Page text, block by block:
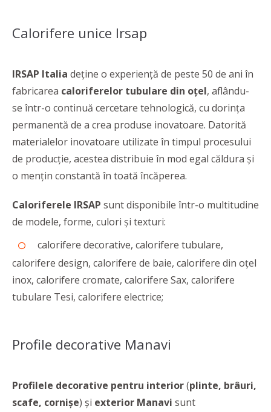
Calorifere unice Irsap
IRSAP Italia deține o experiență de peste 50 de ani în
fabricarea caloriferelor tubulare din oțel, aflându-
se într-o continuă cercetare tehnologică, cu dorința
permanentă de a crea produse inovatoare. Datorită
materialelor inovatoare utilizate în timpul procesului
de producţie, acestea distribuie în mod egal căldura şi
o menţin constantă în toată încăperea.
Caloriferele IRSAP sunt disponibile într-o multitudine
de modele, forme, culori și texturi:
calorifere decorative, calorifere tubulare,
calorifere design, calorifere de baie, calorifere din oțel
inox, calorifere cromate, calorifere Sax, calorifere
tubulare Tesi, calorifere electrice;
Profile decorative Manavi
Profilele decorative pentru interior(plinte, brâuri,
scafe, cornișe) și exterior Manavi sunt